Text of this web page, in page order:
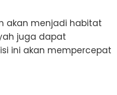
akan menjadi habitat
juga dapat
ini akan mempercepat